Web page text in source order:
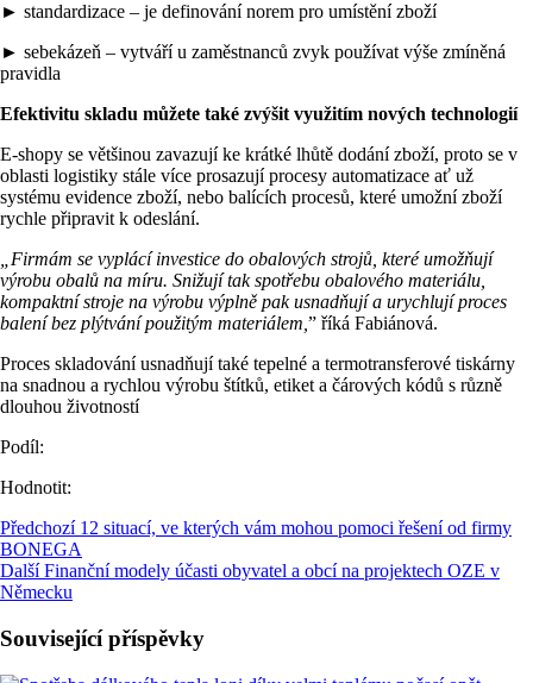
► standardizace – je definování norem pro umístění zboží
► sebekázeň – vytváří u zaměstnanců zvyk používat výše zmíněná
pravidla
Efektivitu skladu můžete také zvýšit využitím nových technologií
E-shopy se většinou zavazují ke krátké lhůtě dodání zboží, proto se v
oblasti logistiky stále více prosazují procesy automatizace ať už
systému evidence zboží, nebo balících procesů, které umožní zboží
rychle připravit k odeslání.
„Firmám se vyplácí investice do obalových strojů, které umožňují
výrobu obalů na míru. Snižují tak spotřebu obalového materiálu,
kompaktní stroje na výrobu výplně pak usnadňují a urychlují proces
balení bez plýtvání použitým materiálem, ” říká Fabiánová.
Proces skladování usnadňují také tepelné a termotransferové tiskárny
na snadnou a rychlou výrobu štítků, etiket a čárových kódů s různě
dlouhou životností
Podíl:
Hodnotit:
Předchozí 12 situací, ve kterých vám mohou pomoci řešení od firmy
BONEGA
Další Finanční modely účasti obyvatel a obcí na projektech OZE v
Německu
Související příspěvky